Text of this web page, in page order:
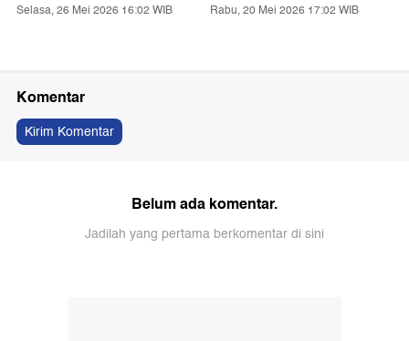
Selasa, 26 Mei 2026 16:02 WIB Rabu, 20 Mei 2026 17:02 WIB
Komentar
Kirim Komentar
Belum ada komentar.
Jadilah yang pertama berkomentar di sini